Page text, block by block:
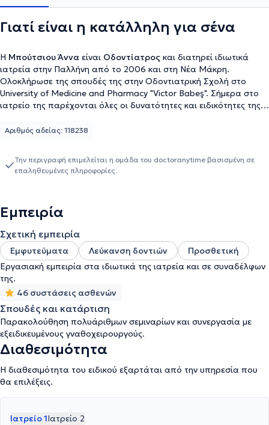
Γιατί είναι η κατάλληλη για σένα
Η Μπούτσιου Άννα είναι Οδοντίατρος και διατηρεί ιδιωτικά
ιατρεία στην Παλλήνη από το 2006 και στη Νέα Μάκρη.
Ολοκλήρωσε της σπουδές της στην Οδοντιατρική Σχολή στο
University of Medicine and Pharmacy "Victor Babeş". Σήμερα στο
ιατρείο της παρέχονται όλες οι δυνατότητες και ειδικότητες της
εξειδικευμένους, ώστε να παρέχει τα μέγιστα δυνατά
για τις εξελίξεις του κλάδου της, παρακολουθώντας και
συμμετέχοντας σε πλήθος σεμιναρίων που διεξάγονται σε όλο
Αριθμός αδείας: 118238
Την περιγραφή επιμελείται η ομάδα του doctoranytime βασισμένη σε
επαληθευμένες πληροφορίες.
Εμπειρία
Σχετική εμπειρία
Εμφυτεύματα Λεύκανση δοντιών
Προσθετική
Εργασιακή εμπειρία στα ιδιωτικά της ιατρεία και σε συναδέλφων
της.
46 συστάσεις ασθενών
Σπουδές και κατάρτιση
Παρακολούθηση πολυάριθμων σεμιναρίων και συνεργασία με
εξειδικευμένους γναθοχειρουργούς.
Διαθεσιμότητα
Η διαθεσιμότητα του ειδικού εξαρτάται από την υπηρεσία που
θα επιλέξεις.
Ιατρείο 1Ιατρείο 2